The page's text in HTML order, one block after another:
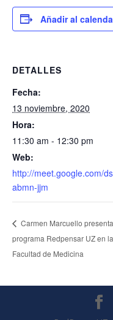
Añadir al
DETALLES
Fecha:
13 noviembre, 2020
Hora:
11:30 am - 12:30 pm
Web:
http://meet.google.com/
abmn-jjm
Carmen Marcuello
programa Redpensar UZ en la
Facultad de Medicina